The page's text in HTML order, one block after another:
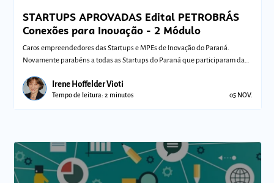
STARTUPS APROVADAS Edital PETROBRÁS
Conexões para Inovação - 2 Módulo
Caros empreendedores das Startups e MPEs de Inovação do Paraná.
Novamente parabéns a todas as Startups do Paraná que participaram da
Irene Hoffelder Vioti
Tempo de leitura: 2 minutos 05 NOV.